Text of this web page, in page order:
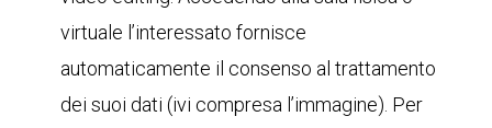
virtuale l’interessato fornisce
automaticamente il consenso al trattamento
dei suoi dati (ivi compresa l’immagine). Per